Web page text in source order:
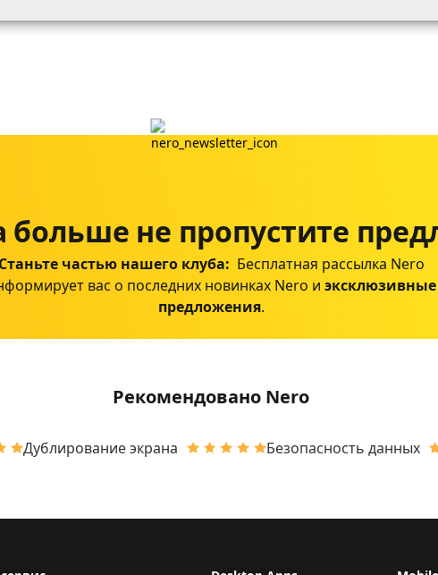
больше не пропустите
Станьте частью нашего клуба: Бесплатная рассылка Nero
вас о последних новинках Nero и эксклюзивные
предложения.
Рекомендовано Nero
Дублирование экрана Безопасность данных